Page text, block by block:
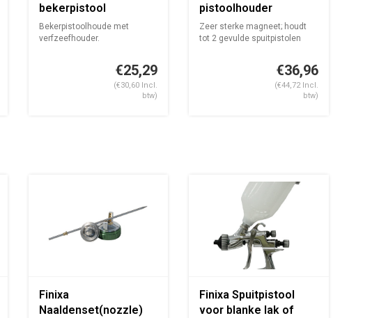
bekerpistool
(spraygun) en zeefje
Bekerpistoolhoude met
verfzeefhouder.
€25,29
(€30,60 Incl.
btw)
pistoolhouder
Zeer sterke magneet; houdt
tot 2 gevulde spuitpistolen
€36,96
(€44,72 Incl.
btw)
Finixa
Naaldenset(nozzle)
Finixa Spuitpistool
voor blanke lak of